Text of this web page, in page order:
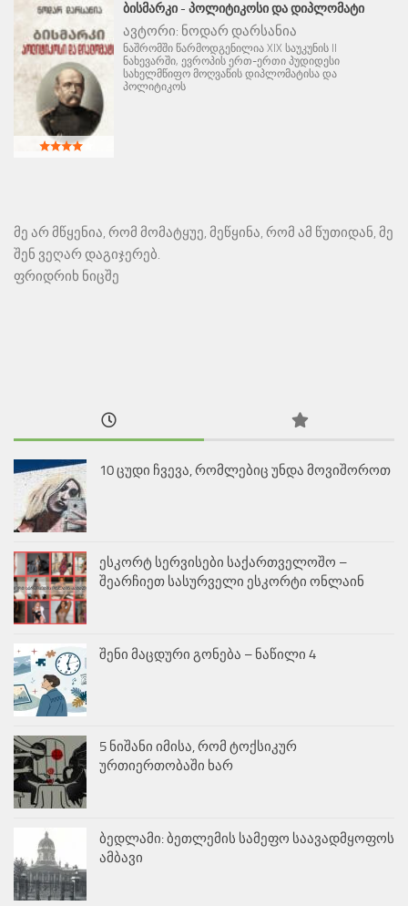
ᲑᲘᲡᲛᲐᲠᲙᲘ - ᲞᲝᲚᲘᲢᲘᲙᲝᲡᲘ ᲓᲐ ᲓᲘᲞᲚᲝᲛᲐᲢᲘ
ავტორი: ნოდარ დარსანია
ნაშრომში წარმოდგენილია XIX საუკუნის II
ნახევარში, ევროპის ერთ-ერთი პუდიდესი
სახელმწიფო მოღვაწის დიპლომატისა და
პოლიტიკოს
მე არ მწყენია, რომ მომატყუე, მეწყინა, რომ ამ წუთიდან, მე
შენ ვეღარ დაგიჯერებ.
ფრიდრიხ ნიცშე
10 ცუდი ჩვევა, რომლებიც უნდა მოვიშოროთ
ესკორტ სერვისები საქართველოშო –
შეარჩიეთ სასურველი ესკორტი ონლაინ
შენი მაცდური გონება – ნაწილი 4
5 ნიშანი იმისა, რომ ტოქსიკურ
ურთიერთობაში ხარ
ბედლამი: ბეთლემის სამეფო საავადმყოფოს
ამბავი